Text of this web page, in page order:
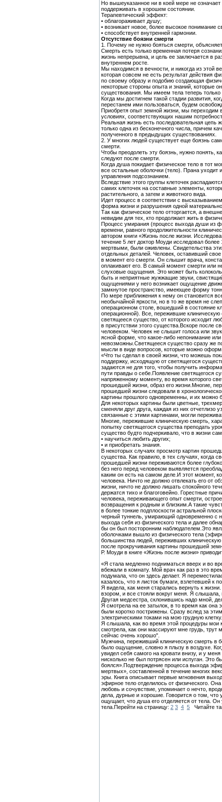
Но вышеуказанное ни в коей мере не
поддерживать в хорошем состоянии.
Терапевтический эффект:
• облагораживает душу;
• возникает новое, более высокое понимание
• способствует внутренней гармонии.
Отсутствие боязни смерти
1. Почему не нужно бояться смерти,
Смерть есть только временная потеря
жизнь непрерывна, и цель ее заключается в
внутреннем росте.
Мы находимся в вечности, и никогда из этой
которая совсем не есть результат действия
по своему образу и подобию создающая
некоторые стороны опыта и знаний, которые
существования. Мы имеем тела теперь
Когда мы достигнем такой стадии развития,
перестанем ими пользоваться, будем
Приобретя опыт земной жизни, мы переходим
условиях, соответствующих нашим
Реальная жизнь есть последовательная цепь
только одна из бесконечного числа, причем
полученного в предыдущих существованиях.
2. У многих людей существует еще боязнь
смерти.
Чтобы преодолеть эту боязнь, нужно понять,
следуют после смерти.
Когда душа покидает физическое тело в тот
все остальные оболочки (тело). Прана уходит
управления подсознанием.
Вследствие этого группы клеточек
самих клеточек на составные элементы,
растительного, а затем и животного вида.
Идет процесс в соответствии с
форма жизни и разрушения одной
Так как физическое тело отторгается, а
невидим для тех, кто продолжает жить в
Процесс умирания (процесс выхода души из
времени, равного продолжительности
автором книги «Жизнь после жизни.
течение 5 лет доктор Моуди исследовал
мертвыми, были оживлены. Свидетельства
отдельных деталей. Человек, оставивший
в момент его смерти. Он слышит врача,
оплакивают его. В самый момент смерти или
слуховые ощущения. Это может быть
быть и неприятные жужжащие звуки,
ощущениями у него возникает ощущение
замкнутое пространство, имеющее форму
По мере приближения к нему он становится
необычайной яркости, но в то же время не
операционном столе, вошедший в состояние
операционной). Все, пережившие
светящееся существо, от которого исходит
в присутствии этого существа.Вскоре после
человеком. Человек не слышит голоса или
ясной форме, что какое-либо непонимание
невозможны.Светящееся существо сразу же
мысли в виде вопросов, которые можно
«Что ты сделал в своей жизни, что можешь
поддержку, исходящую от светящегося
задаются не для того, чтобы получить
пути правды о себе.Появление светящегося
напряженному моменту, во время которого
прошедшей жизни, образ его жизни.Многие,
прошедшей жизни следовали в
картины прошлого одновременны, и их можно
Для некоторых картины были цветные,
сменяли друг друга, каждая из них отчетлизо
связанные с этими картинами, могли
Многие, пережившие клиническую смерть,
попытку светящегося существа преподать
существо будто подчеркивало, что в жизни
• научиться любить других;
• и приобретать знания.
В некоторых случаях просмотр картин
существа. Как правило, в тех случаях, когда
прошедшей жизни переживаются более
без него перед человеком выявляется
каким он есть на самом деле.И этот момент,
человека. Ничто не должно отвлекать его от
жизни, ничто не должно лишать спокойного
держатся тихо и благоговейно. Горестные
человека, переживающего опыт смерти,
возвращения к родным и близким.А такие
в более тонкие подплоскости астральной
черный туннель, умирающий одновременно с
выхода себя из физического тела и далее
бы он был посторонним наблюдателем.Это
оболочками вышло из физического тела
большинства людей, переживших клиническую
после прокручивания картины прошедшей
Р. Моуди в книге «Жизнь после жизни»
«Я стала медленно подниматься вверх и во
вбежали в комнату. Мой врач как раз в это
подумала, что он здесь делает. Я
казалось, что я листок бумаги, взлетевшей к
Я видела, как меня старались вернуть к
взором, и все стояли вокруг меня. Я
Другая медсестра, склонившись надо мной,
Я смотрела на ее затылок, в то время как она
были коротко пострижены. Сразу вслед за
электрическими токами на мою грудную клетку.
Я слышала, как во время этой процедуры мои
смотрела, как они массируют мне грудь,
сейчас очень хорошо".
Мужчина, переживший клиническую смерть в
было ощущение, словно я плызу в воздухе.
увидел себя самого на кровати внизу, и у
нисколько не был потрясен или испуган. Это
боялся».Подтверждение процесса выхода
мертвых», составленной в течение многих
эры. Книга описывает первые мгновения
эфирное тело отделилось от физического.
любовь и сочувствие, упоминает о нечто,
дела, дурные и хорошие. Говорится о том,
ощущает, что душа его отделяется от тела. Он
тела.Перейти на страницу: 2 3 4 5 Читайте